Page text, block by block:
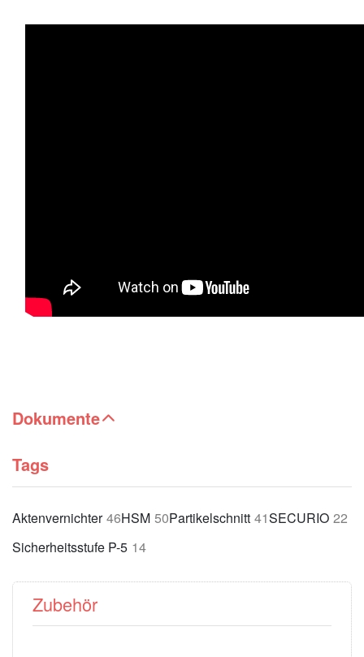
Dokumente
Tags
Aktenvernichter 46HSM 50Partikelschnitt 41SECURIO 22
Sicherheitsstufe P-5 14
Zubehör